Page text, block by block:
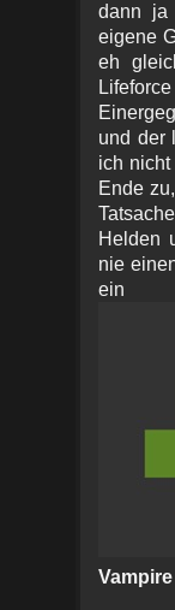
dann ja
eigene
eh
und der
ich
Ende
Helden
nie
ein